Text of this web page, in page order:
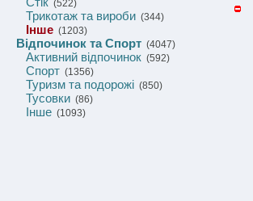
(522)
Трикотаж та вироби (344)
Інше (1203)
Відпочинок та Спорт (4047)
Активний відпочинок (592)
Спорт (1356)
Туризм та подорожі (850)
Тусовки (86)
Інше (1093)